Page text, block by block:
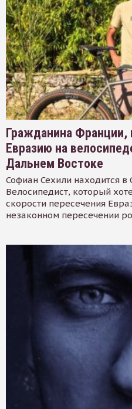
Гражданина Франции,
Евразию на
Дальнем Востоке
Софиан Сехили находится в
Велосипедист, который
скорости пересечения
незаконном пересечении